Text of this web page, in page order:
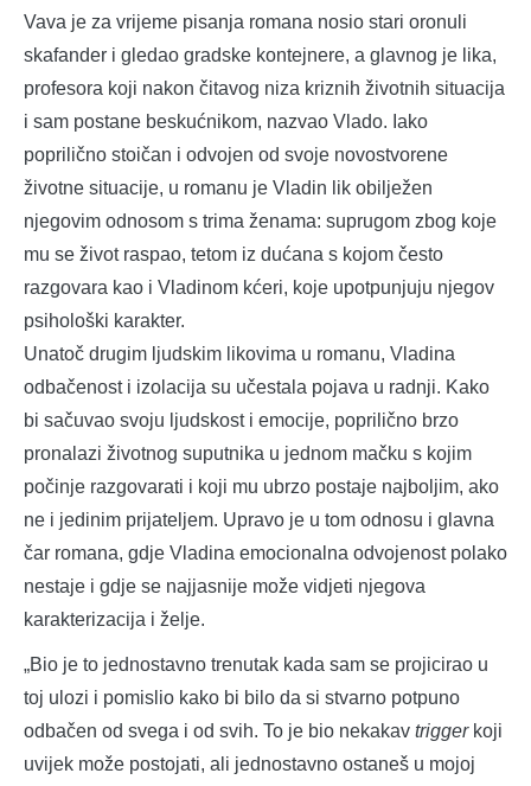
Vava je za vrijeme pisanja romana nosio stari oronuli
skafander i gledao gradske kontejnere, a glavnog je lika,
profesora koji nakon čitavog niza kriznih životnih situacija
i sam postane beskućnikom, nazvao Vlado. Iako
poprilično stoičan i odvojen od svoje novostvorene
životne situacije, u romanu je Vladin lik obilježen
njegovim odnosom s trima ženama: suprugom zbog koje
mu se život raspao, tetom iz dućana s kojom često
razgovara kao i Vladinom kćeri, koje upotpunjuju njegov
psihološki karakter.
Unatoč drugim ljudskim likovima u romanu, Vladina
odbačenost i izolacija su učestala pojava u radnji. Kako
bi sačuvao svoju ljudskost i emocije, poprilično brzo
pronalazi životnog suputnika u jednom mačku s kojim
počinje razgovarati i koji mu ubrzo postaje najboljim, ako
ne i jedinim prijateljem. Upravo je u tom odnosu i glavna
čar romana, gdje Vladina emocionalna odvojenost polako
nestaje i gdje se najjasnije može vidjeti njegova
karakterizacija i želje.
„Bio je to jednostavno trenutak kada sam se projicirao u
toj ulozi i pomislio kako bi bilo da si stvarno potpuno
odbačen od svega i od svih. To je bio nekakav trigger koji
uvijek može postojati, ali jednostavno ostaneš u mojoj